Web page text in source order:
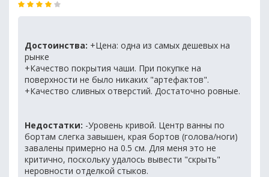
Достоинства: +Цена: одна из самых дешевых на
рынке
+Качество покрытия чаши. При покупке на
поверхности не было никаких "артефактов".
+Качество сливных отверстий. Достаточно ровные.
Недостатки: -Уровень кривой. Центр ванны по
бортам слегка завышен, края бортов (голова/ноги)
завалены примерно на 0.5 см. Для меня это не
критично, поскольку удалось вывести "скрыть"
неровности отделкой стыков.